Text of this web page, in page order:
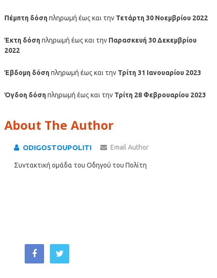
Πέμπτη δόσηπληρωμή έως και την Τετάρτη 30 Νοεμβρίου 2022
Έκτη δόσηπληρωμή έως και την Παρασκευή 30 Δεκεμβρίου
2022
Έβδομη δόσηπληρωμή έως και την Τρίτη 31 Ιανουαρίου 2023
Όγδοη δόσηπληρωμή έως και την Τρίτη 28 Φεβρουαρίου 2023
About The Author
ODIGOSTOUPOLITI Email Author
Συντακτική ομάδα του Οδηγού του Πολίτη